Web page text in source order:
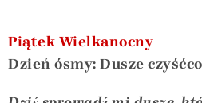
Piątek Wielkanocny
Dzień ósmy: Dusze